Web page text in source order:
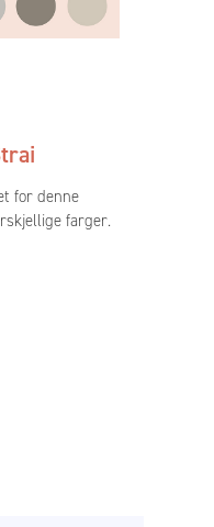
for denne
farger.